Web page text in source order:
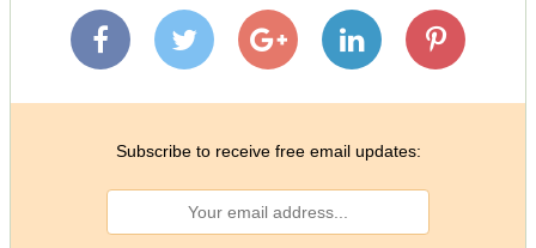
Subscribe to receive free email updates: